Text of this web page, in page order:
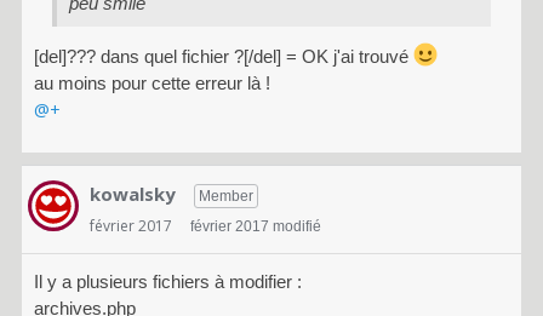
[del]??? dans quel fichier ?[/del] = OK j'ai trouvé
au moins pour cette erreur là !
@+
kowalsky Member
février 2017 février 2017 modifié
Il y a plusieurs fichiers à modifier :
archives.php